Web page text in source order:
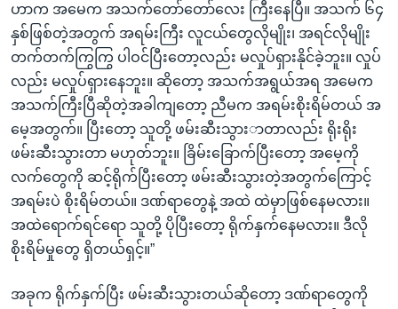
ဟာက အမေက အသက်တော်တော်လေး ကြီးနေပြီ။ အသက် ၆၄
နှစ်ဖြစ်တဲ့အတွက် အရမ်းကြီး လူငယ်တွေလိုမျိုး၊ အရင်လိုမျိုး
တက်တက်ကြွကြွ ပါဝင်ပြီးတော့လည်း မလှုပ်ရှားနိုင်ခဲ့ဘူး။ လှုပ်
လည်း မလှုပ်ရှားနေဘူး။ ဆိုတော့ အသက်အရွယ်အရ အမေက
အသက်ကြီးပြီဆိုတဲ့အခါကျတော့ ညီမက အရမ်းစိုးရိမ်တယ် အ
မေ့အတွက်။ ပြီးတော့ သူတို့ ဖမ်းဆီးသွားာတာလည်း ရိုးရိုး
ဖမ်းဆီးသွားတာ မဟုတ်ဘူး။ ခြိမ်းခြောက်ပြီးတော့ အမေ့ကို
လက်တွေကို ဆင့်ရိုက်ပြီးတော့ ဖမ်းဆီးသွားတဲ့အတွက်ကြောင့်
အရမ်းပဲ စိုးရိမ်တယ်။ ဒဏ်ရာတွေနဲ့ အထဲ ထဲမှာဖြစ်နေမလား။
အထဲရောက်ရင်ရော သူတို့ ပိုပြီးတော့ ရိုက်နှက်နေမလား။ ဒီလို
စိုးရိမ်မှုတွေ ရှိတယ်ရှင့်။”
အခုက ရိုက်နှက်ပြီး ဖမ်းဆီးသွားတယ်ဆိုတော့ ဒဏ်ရာတွေကို